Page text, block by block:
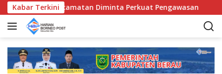
a
Kabar Terkini
Kecamatan Diminta Perkuat Pengawasan